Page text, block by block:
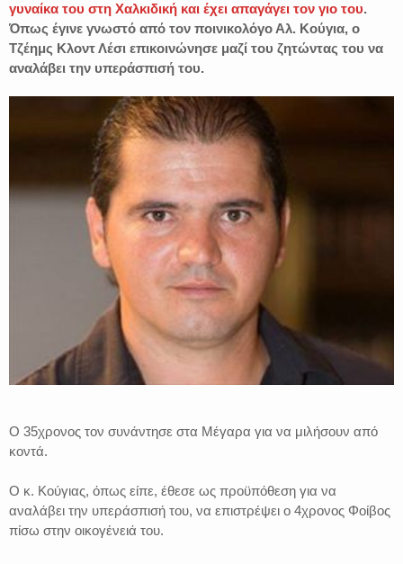
γυναίκα του στη Χαλκιδική και έχει απαγάγει τον γιο του.
Όπως έγινε γνωστό από τον ποινικολόγο Αλ. Κούγια, ο
Τζέημς Κλοντ Λέσι επικοινώνησε μαζί του ζητώντας του να
αναλάβει την υπεράσπισή του.
Ο 35χρονος τον συνάντησε στα Μέγαρα για να μιλήσουν από
κοντά.
Ο κ. Κούγιας, όπως είπε, έθεσε ως προϋπόθεση για να
αναλάβει την υπεράσπισή του, να επιστρέψει ο 4χρονος Φοίβος
πίσω στην οικογένειά του.